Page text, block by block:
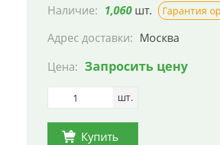
Наличие: 1,060 шт. Гарантия
Адрес доставки: Москва
Цена: Запросить цену
шт.
Купить